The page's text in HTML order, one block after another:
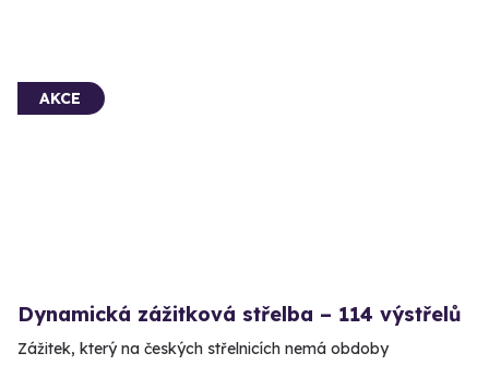
AKCE
Dynamická zážitková střelba – 114 výstřelů
Zážitek, který na českých střelnicích nemá obdoby